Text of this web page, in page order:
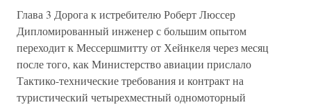
Глава 3 Дорога к истребителю Роберт Люссер
Дипломированный инженер с большим опытом
переходит к Мессершмитту от Хейнкеля через месяц
после того, как Министерство авиации прислало
Тактико-технические требования и контракт на
туристический четырехместный одномоторный